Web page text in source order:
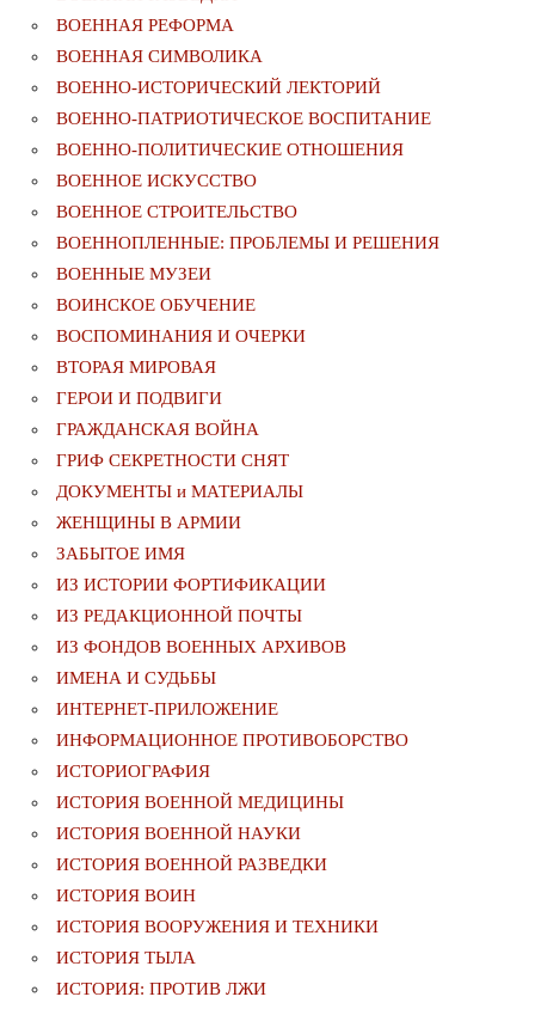
ВОЕННАЯ РЕФОРМА
ВОЕННАЯ СИМВОЛИКА
ВОЕННО-ИСТОРИЧЕСКИЙ ЛЕКТОРИЙ
ВОЕННО-ПАТРИОТИЧЕСКОЕ ВОСПИТАНИЕ
ВОЕННО-ПОЛИТИЧЕСКИE ОТНОШЕНИЯ
ВОЕННОЕ ИСКУССТВО
ВОЕННОЕ СТРОИТЕЛЬСТВО
ВОЕННОПЛЕННЫЕ: ПРОБЛЕМЫ И РЕШЕНИЯ
ВОЕННЫЕ МУЗЕИ
ВОИНСКОЕ ОБУЧЕНИЕ
ВОСПОМИНАНИЯ И ОЧЕРКИ
ВТОРАЯ МИРОВАЯ
ГЕРОИ И ПОДВИГИ
ГРАЖДАНСКАЯ ВОЙНА
ГРИФ СЕКРЕТНОСТИ СНЯТ
ДОКУМЕНТЫ и МАТЕРИАЛЫ
ЖЕНЩИНЫ В АРМИИ
ЗАБЫТОЕ ИМЯ
ИЗ ИСТОРИИ ФОРТИФИКАЦИИ
ИЗ РЕДАКЦИОННОЙ ПОЧТЫ
ИЗ ФОНДОВ ВОЕННЫХ АРХИВОВ
ИМЕНА И СУДЬБЫ
ИНТЕРНЕТ-ПРИЛОЖЕНИЕ
ИНФОРМАЦИОННОЕ ПРОТИВОБОРСТВО
ИСТОРИОГРАФИЯ
ИСТОРИЯ ВОЕННОЙ МЕДИЦИНЫ
ИСТОРИЯ ВОЕННОЙ НАУКИ
ИСТОРИЯ ВОЕННОЙ РАЗВЕДКИ
ИСТОРИЯ ВОИН
ИСТОРИЯ ВООРУЖЕНИЯ И ТЕХНИКИ
ИСТОРИЯ ТЫЛА
ИСТОРИЯ: ПРОТИВ ЛЖИ